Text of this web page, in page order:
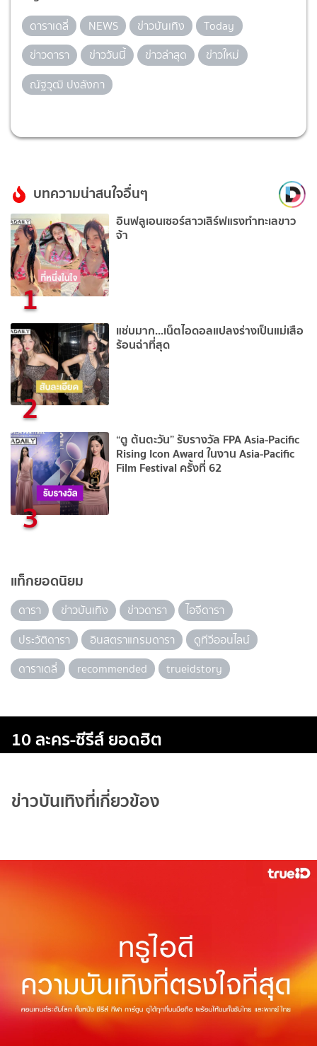
ดาราเดลี่ NEWS ข่าวบันเทิง
Today
ข่าวดารา
ข่าววันนี้ ข่าวล่าสุด
ข่าวใหม่
ณัฐวุฒิ ปงลังกา
บทความน่าสนใจอื่นๆ
1
อินฟลูเอนเซอร์สาวเสิร์ฟแรงทำทะเลขาว
จ้า
2
แช่บมาก...เน็ตไอดอลแปลงร่างเป็นแม่เสือ
ร้อนฉ่าที่สุด
3
“ตู ต้นตะวัน” รับรางวัล FPA Asia-Pacific
Rising Icon Award ในงาน Asia-Pacific
Film Festival ครั้งที่ 62
แท็กยอดนิยม
ดารา ข่าวบันเทิง ข่าวดารา
ไอจีดารา
ประวัติดารา
อินสตราแกรมดารา
ดูทีวีออนไลน์
ดาราเดลี่
recommended trueidstory
10 ละคร-ซีรีส์ ยอดฮิต
ข่าวบันเทิงที่เกี่ยวข้อง